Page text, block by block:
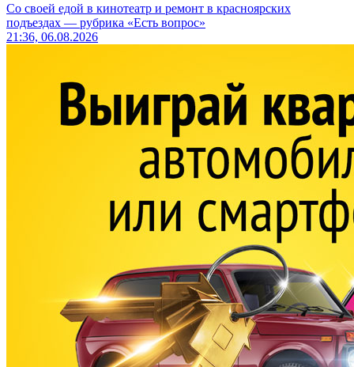
Со своей едой в кинотеатр и ремонт в красноярских
подъездах — рубрика «Есть вопрос»
21:36, 06.08.2026